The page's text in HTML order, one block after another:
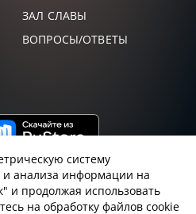
ЗАЛ СЛАВЫ
ВОПРОСЫ/ОТВЕТЫ
систему
и анализа информации на
и продолжая использовать
на обработку файлов cookie